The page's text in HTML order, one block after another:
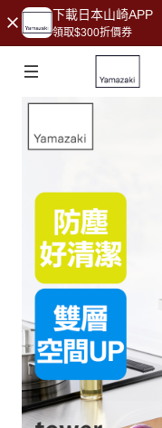
下載日本山崎APP
領取$300折價券